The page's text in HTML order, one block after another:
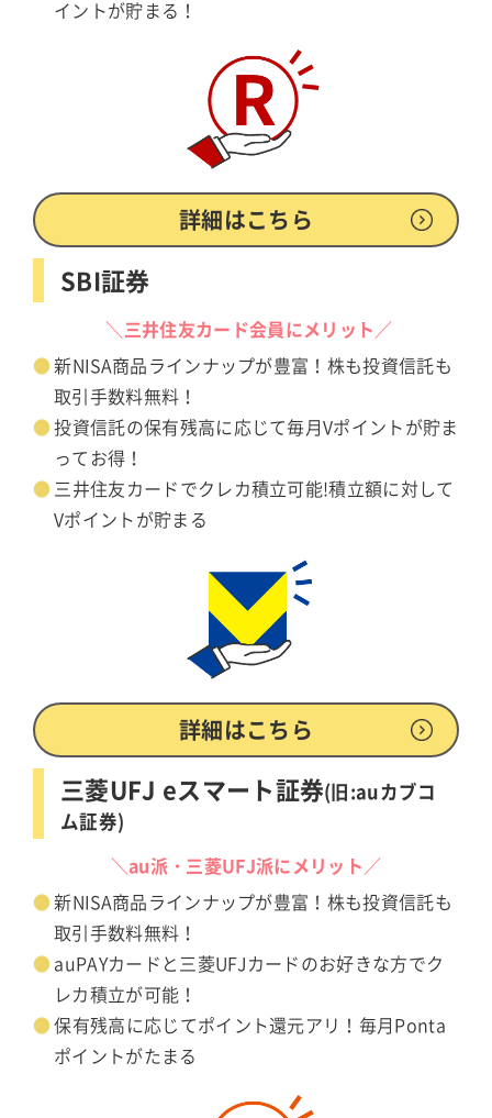
イントが貯まる！
詳細はこちら
SBI証券
＼三井住友カード会員にメリット／
新NISA商品ラインナップが豊富！株も投資信託も
取引手数料無料！
投資信託の保有残高に応じて毎月Vポイントが貯ま
ってお得！
三井住友カードでクレカ積立可能!積立額に対して
Vポイントが貯まる
詳細はこちら
三菱UFJ eスマート証券(旧:auカブコ
ム証券)
＼au派・三菱UFJ派にメリット／
新NISA商品ラインナップが豊富！株も投資信託も
取引手数料無料！
auPAYカードと三菱UFJカードのお好きな方でク
レカ積立が可能！
保有残高に応じてポイント還元アリ！毎月Ponta
ポイントがたまる